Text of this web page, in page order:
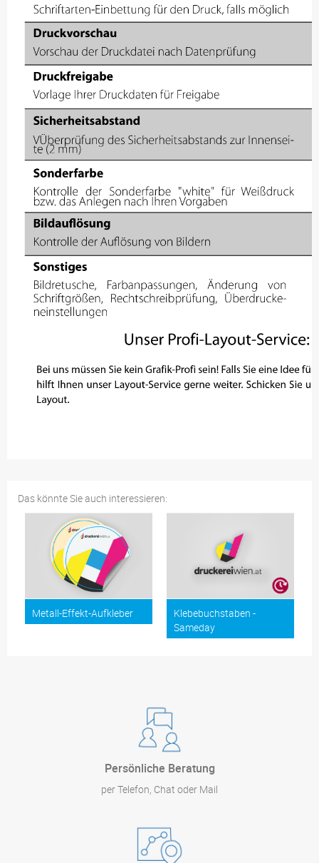
Das könnte Sie auch interessieren:
Metall-Effekt-Aufkleber
Klebebuchstaben -
Sameday
Persönliche Beratung
per Telefon, Chat oder Mail